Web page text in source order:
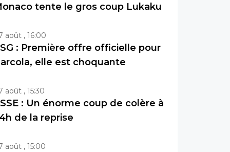
tente le gros coup Lukaku
août , 16:00
: Première offre officielle pour
elle est choquante
août , 15:30
: Un énorme coup de colère à
de la reprise
août , 15:00